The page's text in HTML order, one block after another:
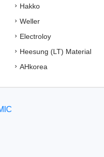
Hakko
Weller
Electroloy
Heesung (LT) Material
AHkorea